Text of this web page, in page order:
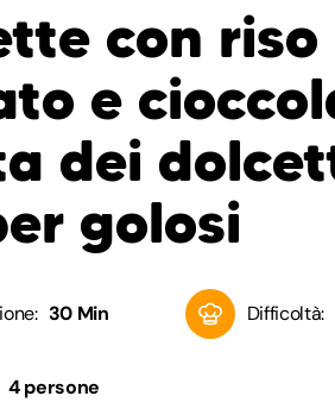
con riso
e
dei
golosi
30 Min Difficoltà:
4 persone